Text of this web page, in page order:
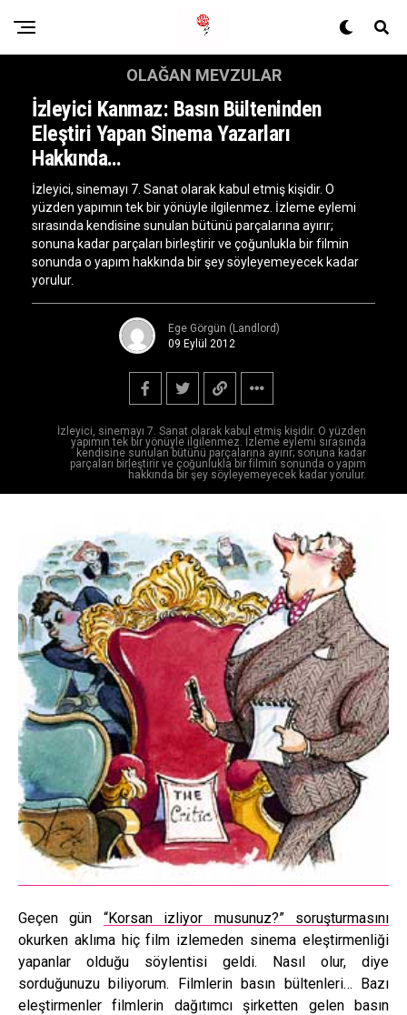
İzleyici, sinemayı 7. Sanat olarak kabul etmiş kişidir. O yüzden
yapımın tek bir yönüyle ilgilenmez. İzleme eylemi sırasında
kendisine sunulan bütünü parçalarına ayırır; sonuna kadar
parçaları birleştirir ve çoğunlukla bir filmin sonunda o yapım
hakkında bir şey söyleyemeyecek kadar yorulur.
OLAĞAN MEVZULAR
İzleyici Kanmaz: Basın Bülteninden
Eleştiri Yapan Sinema Yazarları
Hakkında…
İzleyici, sinemayı 7. Sanat olarak kabul etmiş kişidir. O
yüzden yapımın tek bir yönüyle ilgilenmez. İzleme eylemi
sırasında kendisine sunulan bütünü parçalarına ayırır;
sonuna kadar parçaları birleştirir ve çoğunlukla bir filmin
sonunda o yapım hakkında bir şey söyleyemeyecek kadar
yorulur.
Ege Görgün (Landlord)
09 Eylül 2012
Geçen gün “Korsan izliyor musunuz?” soruşturmasını
okurken aklıma hiç film izlemeden sinema eleştirmenliği
yapanlar olduğu söylentisi geldi. Nasıl olur, diye
sorduğunuzu biliyorum. Filmlerin basın bültenleri… Bazı
eleştirmenler filmlerin dağıtımcı şirketten gelen basın